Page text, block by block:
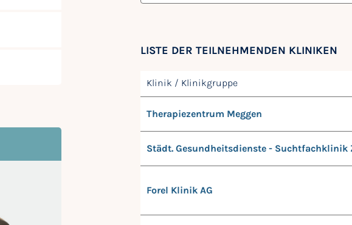
LISTE DER TEILNEHMENDEN KLINIKEN
Klinik / Klinikgruppe
Therapiezentrum Meggen
Städt. Gesundheitsdienste - Suchtfachklinik
Forel Klinik AG